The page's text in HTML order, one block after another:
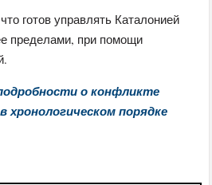
готов управлять Каталонией
пределами, при помощи
о конфликте
хронологическом порядке